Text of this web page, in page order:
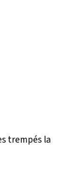
trempés la